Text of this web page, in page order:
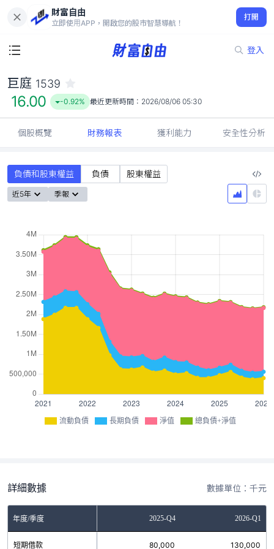
財富自由
立即使用APP，開啟您的股市智慧導航！
打開
登入
16.00
-0.92%
巨庭 1539
16.00 -0.92% 最近更新時間： 2026/08/06 05:30
個股概覽 財務報表 獲利能力 安全性分析
負債和股東權益 負債 股東權益
近5年 季報
流動負債 長期負債 淨值 總負債+淨值
詳細數據 數據單位：千元
年度/季度 2025-Q4 2026-Q1
短期借款 80,000 130,000